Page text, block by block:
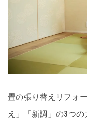
畳の張り替えリフォ
え」「新調」の3つ